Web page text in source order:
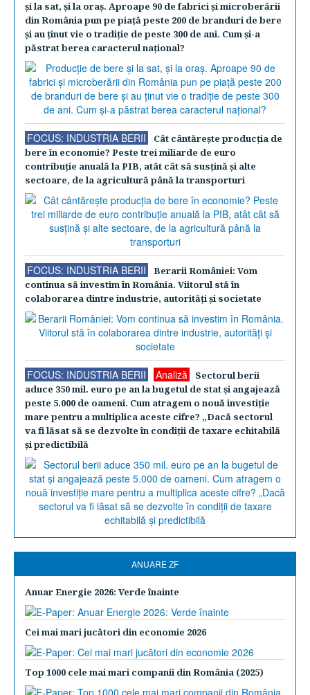
şi la sat, şi la oraş. Aproape 90 de fabrici şi microberării
din România pun pe piaţă peste 200 de branduri de bere
şi au ţinut vie o tradiţie de peste 300 de ani. Cum şi-a
păstrat berea caracterul naţional?
FOCUS: INDUSTRIA BERII
Cât cântăreşte producţia de
bere în economie? Peste trei miliarde de euro
contribuţie anuală la PIB, atât cât să susţină şi alte
sectoare, de la agricultură până la transporturi
FOCUS: INDUSTRIA BERII
Berarii României: Vom
continua să investim în România. Viitorul stă în
colaborarea dintre industrie, autorităţi şi societate
FOCUS: INDUSTRIA BERII Analiză
Sectorul berii
aduce 350 mil. euro pe an la bugetul de stat şi angajează
peste 5.000 de oameni. Cum atragem o nouă investiţie
mare pentru a multiplica aceste cifre? „Dacă sectorul
va fi lăsat să se dezvolte în condiţii de taxare echitabilă
şi predictibilă
ANUARE ZF
Anuar Energie 2026: Verde înainte
Cei mai mari jucători din economie 2026
Top 1000 cele mai mari companii din România (2025)